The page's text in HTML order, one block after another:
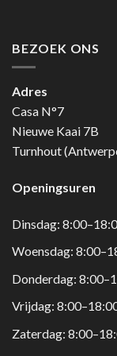
BEZOEK ONS
Adres
Casa N°7
Nieuwe Kaai 7B
Turnhout
Openingsuren
Dinsdag:
Woensdag:
Donderdag:
Vrijdag:
Zaterdag: